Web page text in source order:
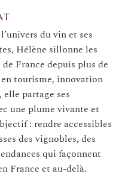
du vin et ses
Hélène sillonne les
France depuis plus de
en tourisme, innovation
partage ses
une plume vivante et
: rendre accessibles
des vignobles, des
qui façonnent
France et au-delà.